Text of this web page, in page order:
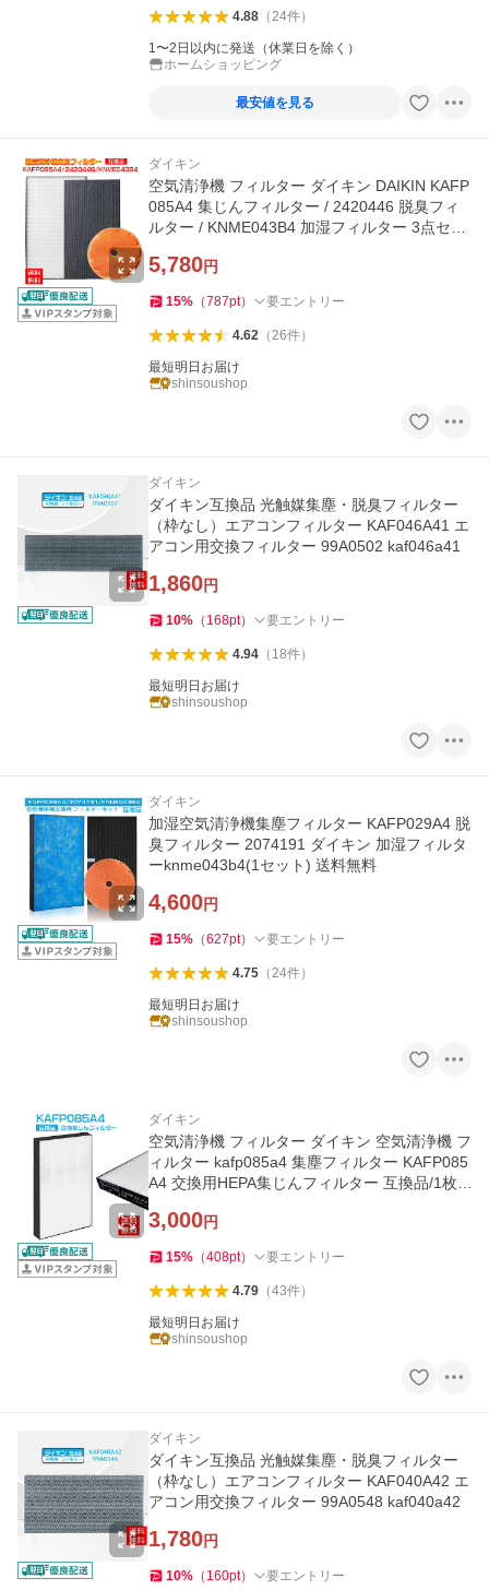
4.88（24件）
1〜2日以内に発送（休業日を除く）
ホームショッピング
最安値を見る
ダイキン
空気清浄機 フィルター ダイキン DAIKIN KAFP
085A4 集じんフィルター / 2420446 脱臭フィ
ルター / KNME043B4 加湿フィルター 3点セッ
5,780円
15% （787pt） 要エントリー
4.62（26件）
最短明日お届け
shinsoushop
ダイキン
ダイキン互換品 光触媒集塵・脱臭フィルター
（枠なし）エアコンフィルター KAF046A41 エ
アコン用交換フィルター 99A0502 kaf046a41
1,860円
10% （ 168pt） 要エントリー
4.94（ 18件）
最短明日お届け
shinsoushop
ダイキン
加湿空気清浄機集塵フィルター KAFP029A4 脱
臭フィルター 2074191 ダイキン 加湿フィルタ
ーknme043b4(1セット) 送料無料
4,600円
15% （627pt） 要エントリー
4.75（24件）
最短明日お届け
shinsoushop
ダイキン
空気清浄機 フィルター ダイキン 空気清浄機 フ
ィルター kafp085a4 集塵フィルター KAFP085
A4 交換用HEPA集じんフィルター 互換品/1枚
3,000円
15% （408pt） 要エントリー
4.79（43件）
最短明日お届け
shinsoushop
ダイキン
ダイキン互換品 光触媒集塵・脱臭フィルター
（枠なし）エアコンフィルター KAF040A42 エ
アコン用交換フィルター 99A0548 kaf040a42
1,780円
10% （ 160pt） 要エントリー